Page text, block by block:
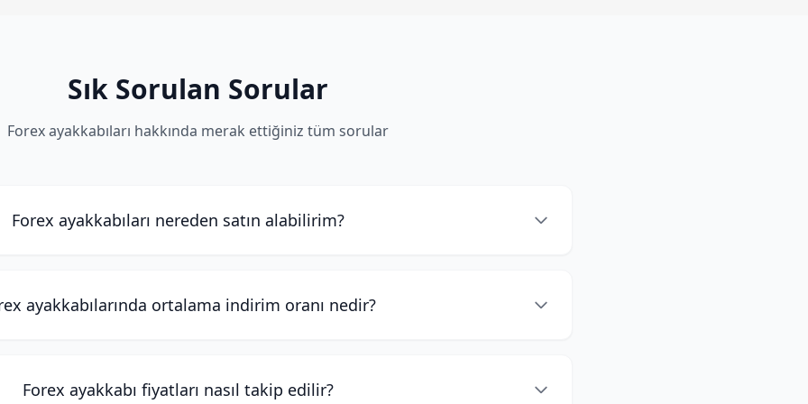
Sık Sorulan Sorular
Forex ayakkabıları hakkında merak ettiğiniz tüm sorular
Forex ayakkabıları nereden satın alabilirim?
ayakkabılarında ortalama indirim oranı nedir?
Forex ayakkabı fiyatları nasıl takip edilir?